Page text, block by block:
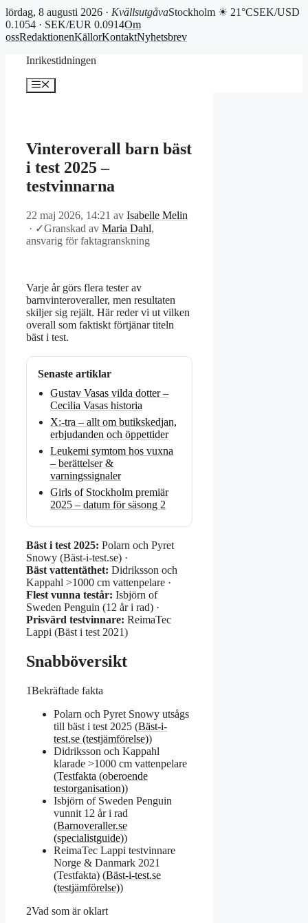
lördag, 8 augusti 2026 · KvällsutgåvaStockholm ☀ 21°CSEK/USD
0.1054 · SEK/EUR 0.0914Om
ossRedaktionenKällorKontaktNyhetsbrev
Inrikestidningen
Meny
Vinteroverall barn bäst
i test 2025 –
testvinnarna
22 maj 2026, 14:21 av Isabelle Melin
· ✓Granskad av Maria Dahl,
ansvarig för faktagranskning
Varje år görs flera tester av
barnvinteroveraller, men resultaten
skiljer sig rejält. Här reder vi ut vilken
overall som faktiskt förtjänar titeln
bäst i test.
Senaste artiklar
Gustav Vasas vilda dotter –
Cecilia Vasas historia
X:-tra – allt om butikskedjan,
erbjudanden och öppettider
Leukemi symtom hos vuxna
– berättelser &
varningssignaler
Girls of Stockholm premiär
2025 – datum för säsong 2
Bäst i test 2025: Polarn och Pyret
Snowy (Bäst-i-test.se) ·
Bäst vattentäthet: Didriksson och
Kappahl >1000 cm vattenpelare ·
Flest vunna testår: Isbjörn of
Sweden Penguin (12 år i rad) ·
Prisvärd testvinnare: ReimaTec
Lappi (Bäst i test 2021)
Snabböversikt
1Bekräftade fakta
Polarn och Pyret Snowy utsågs
till bäst i test 2025 (Bäst-i-
test.se (testjämförelse))
Didriksson och Kappahl
klarade >1000 cm vattenpelare
(Testfakta (oberoende
testorganisation))
Isbjörn of Sweden Penguin
vunnit 12 år i rad
(Barnoveraller.se
(specialistguide))
ReimaTec Lappi testvinnare
Norge & Danmark 2021
(Testfakta) (Bäst-i-test.se
(testjämförelse))
2Vad som är oklart